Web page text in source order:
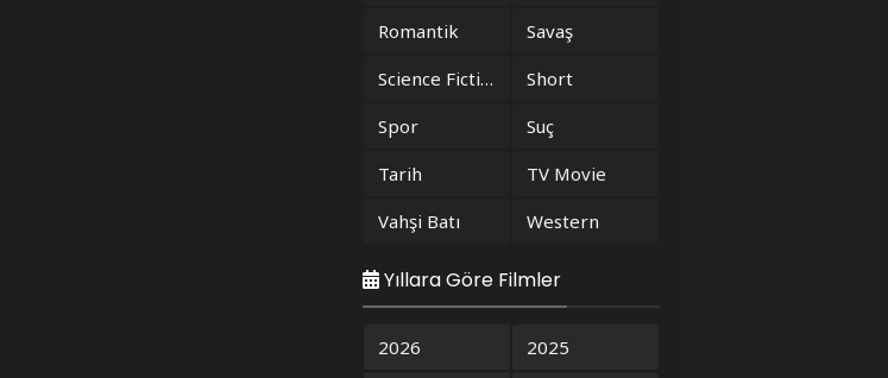
Romantik
Savaş
Science Fiction
Short
Spor
Suç
Tarih
TV Movie
Vahşi Batı
Western
Yıllara Göre Filmler
2026
2025